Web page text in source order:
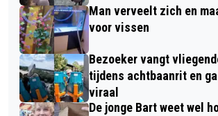
Man verveelt zich en
voor vissen
Bezoeker vangt
tijdens achtbaanrit en
viraal
De jonge Bart weet wel